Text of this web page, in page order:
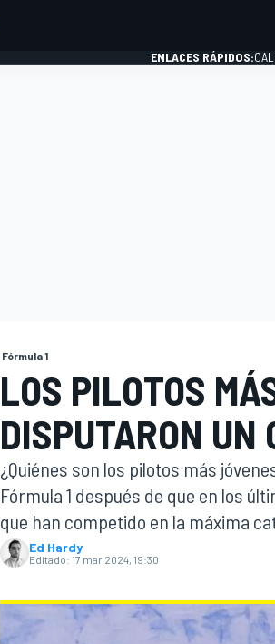
INDYCAR
ENLACES RÁPIDOS:
Fórmula 1
LOS PILOTOS
DISPUTARON UN
¿Quiénes son los pilotos más
Fórmula 1 después de que en los
que han competido en la máxima
Ed Hardy
Editado: 17 mar 2024, 19:30